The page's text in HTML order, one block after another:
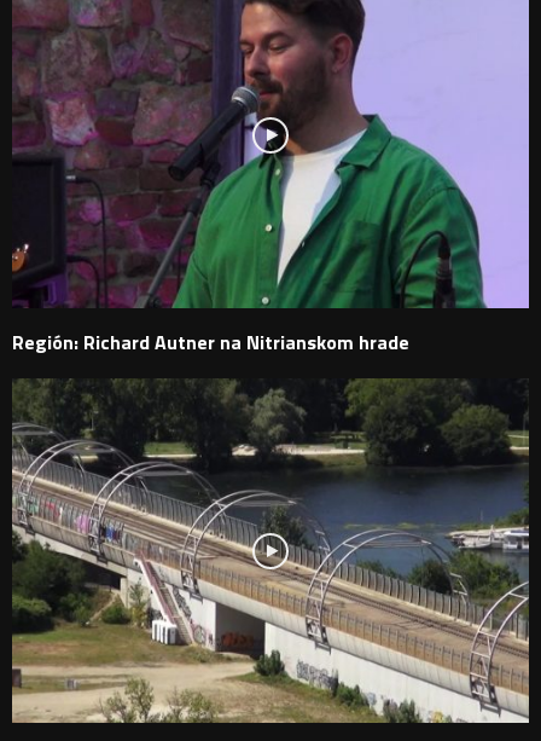
Región: Richard Autner na Nitrianskom hrade